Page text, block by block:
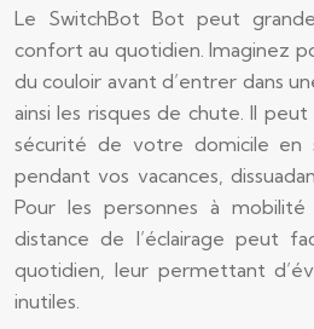
Le SwitchBot Bot peut
confort au quotidien. Imaginez
du couloir avant d’entrer dans
ainsi les risques de chute. Il
sécurité de votre domicile en
pendant vos vacances,
Pour les personnes à
distance de l’éclairage peut
quotidien, leur permettant
inutiles.